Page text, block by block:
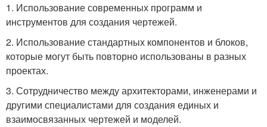
1. Использование современных программ и
инструментов для создания чертежей.
2. Использование стандартных компонентов и блоков,
которые могут быть повторно использованы в разных
проектах.
3. Сотрудничество между архитекторами, инженерами и
другими специалистами для создания единых и
взаимосвязанных чертежей и моделей.